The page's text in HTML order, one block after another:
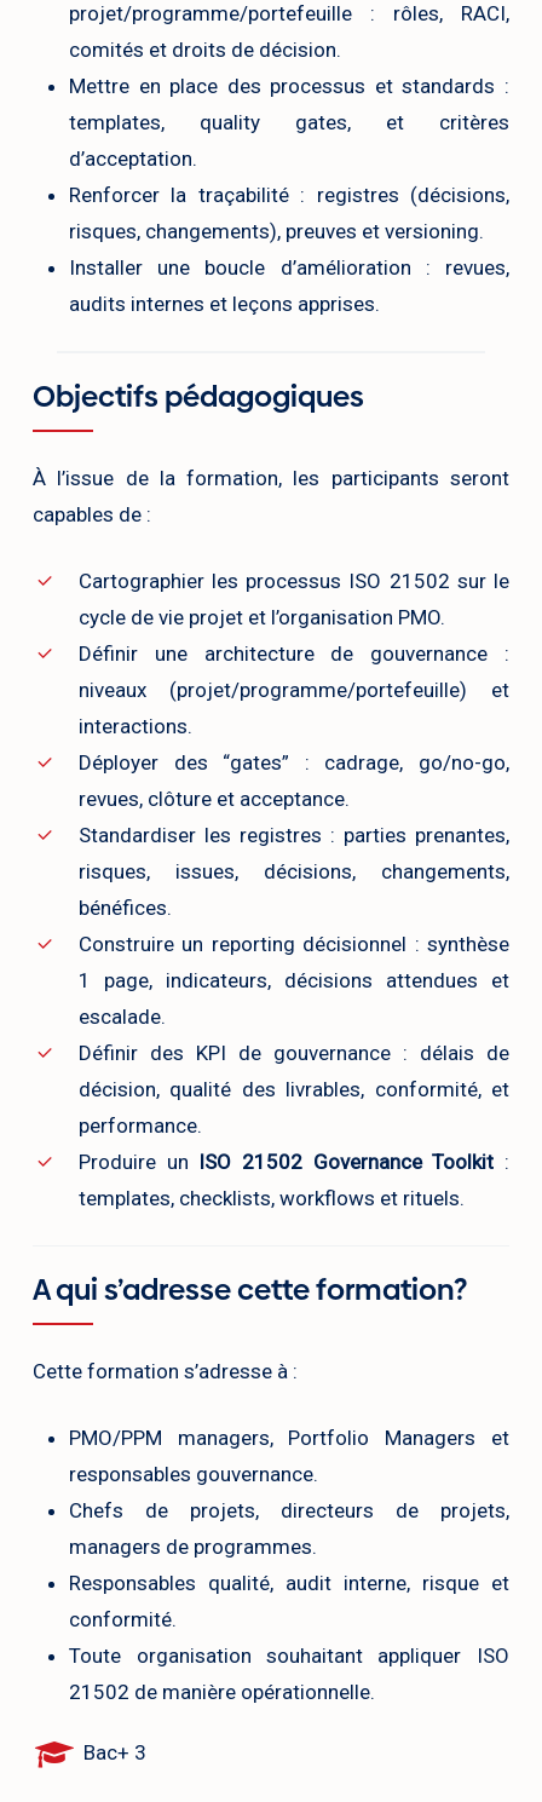
projet/programme/portefeuille : rôles, RACI,
comités et droits de décision.
Mettre en place des processus et standards :
templates, quality gates, et critères
d’acceptation.
Renforcer la traçabilité : registres (décisions,
risques, changements), preuves et versioning.
Installer une boucle d’amélioration : revues,
audits internes et leçons apprises.
Objectifs pédagogiques
À l’issue de la formation, les participants seront
capables de :
Cartographier les processus ISO 21502 sur le
cycle de vie projet et l’organisation PMO.
Définir une architecture de gouvernance :
niveaux (projet/programme/portefeuille) et
interactions.
Déployer des “gates” : cadrage, go/no-go,
revues, clôture et acceptance.
Standardiser les registres : parties prenantes,
risques, issues, décisions, changements,
bénéfices.
Construire un reporting décisionnel : synthèse
1 page, indicateurs, décisions attendues et
escalade.
Définir des KPI de gouvernance : délais de
décision, qualité des livrables, conformité, et
performance.
Produire un ISO 21502 Governance Toolkit :
templates, checklists, workflows et rituels.
A qui s’adresse cette formation?
Cette formation s’adresse à :
PMO/PPM managers, Portfolio Managers et
responsables gouvernance.
Chefs de projets, directeurs de projets,
managers de programmes.
Responsables qualité, audit interne, risque et
conformité.
Toute organisation souhaitant appliquer ISO
21502 de manière opérationnelle.
Bac+ 3